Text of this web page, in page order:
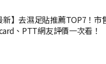
新】去濕足貼推薦TOP7！市
、PTT網友評價一次看！